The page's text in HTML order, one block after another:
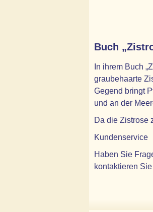
Buch
In ihrem Buch
graubehaarte
Gegend bringt
und an der
Da die Zistrose
Kundenservice
Haben Sie
kontaktieren